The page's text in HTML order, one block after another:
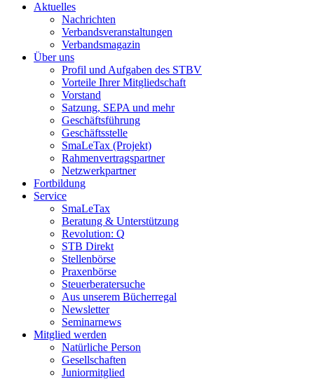
Aktuelles
Nachrichten
Verbandsveranstaltungen
Verbandsmagazin
Über uns
Profil und Aufgaben des STBV
Vorteile Ihrer Mitgliedschaft
Vorstand
Satzung, SEPA und mehr
Geschäftsführung
Geschäftsstelle
SmaLeTax (Projekt)
Rahmenvertragspartner
Netzwerkpartner
Fortbildung
Service
SmaLeTax
Beratung & Unterstützung
Revolution: Q
STB Direkt
Stellenbörse
Praxenbörse
Steuerberatersuche
Aus unserem Bücherregal
Newsletter
Seminarnews
Mitglied werden
Natürliche Person
Gesellschaften
Juniormitglied